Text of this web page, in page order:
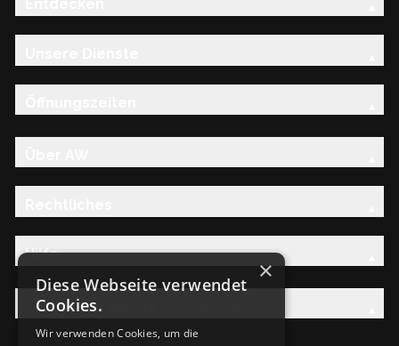
Hilfe
Entdecken Sie die AW-Familie
×
Diese Webseite verwendet
Cookies.
Wir verwenden Cookies, um die